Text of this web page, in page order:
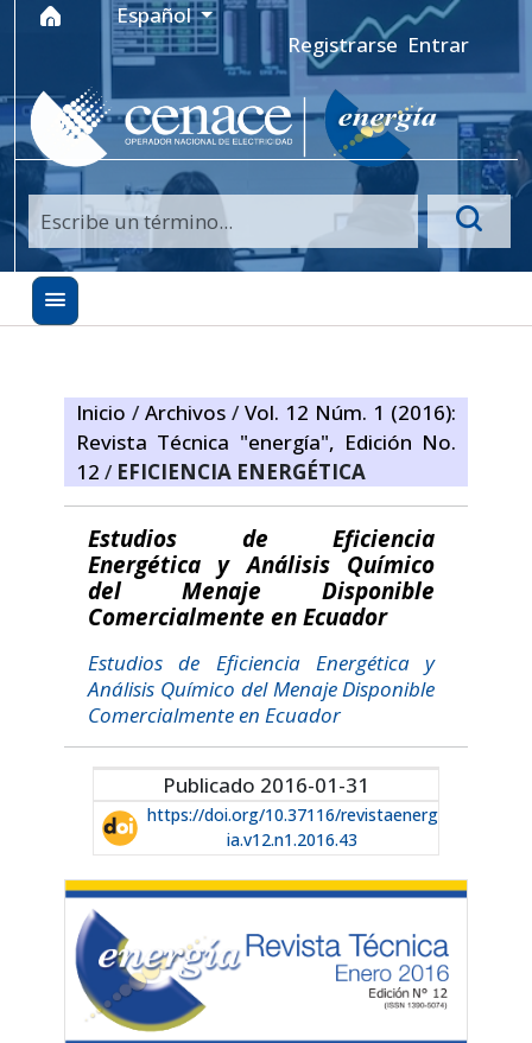
Ir al menú de navegación principal
Ir al contenido principal
Ir al pie de página del sitio
Idioma
Español
Registrarse Entrar
Inicio / Archivos / Vol. 12 Núm. 1 (2016):
Revista Técnica "energía", Edición No.
12 / EFICIENCIA ENERGÉTICA
Estudios de Eficiencia
Energética y Análisis Químico
del Menaje Disponible
Comercialmente en Ecuador
Estudios de Eficiencia Energética y
Análisis Químico del Menaje Disponible
Comercialmente en Ecuador
Publicado 2016-01-31
https://doi.org/10.37116/revistaenerg
ia.v12.n1.2016.43